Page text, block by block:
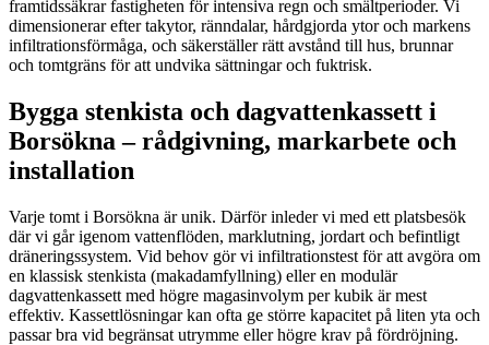
framtidssäkrar fastigheten för intensiva regn och smältperioder. Vi
dimensionerar efter takytor, ränndalar, hårdgjorda ytor och markens
infiltrationsförmåga, och säkerställer rätt avstånd till hus, brunnar
och tomtgräns för att undvika sättningar och fuktrisk.
Bygga stenkista och dagvattenkassett i
Borsökna – rådgivning, markarbete och
installation
Varje tomt i Borsökna är unik. Därför inleder vi med ett platsbesök
där vi går igenom vattenflöden, marklutning, jordart och befintligt
dräneringssystem. Vid behov gör vi infiltrationstest för att avgöra om
en klassisk stenkista (makadamfyllning) eller en modulär
dagvattenkassett med högre magasinvolym per kubik är mest
effektiv. Kassettlösningar kan ofta ge större kapacitet på liten yta och
passar bra vid begränsat utrymme eller högre krav på fördröjning.